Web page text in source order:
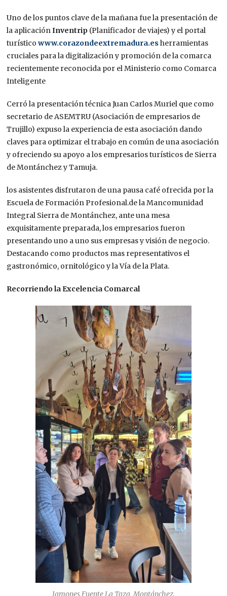
Uno de los puntos clave de la mañana fue la presentación de
la aplicaciónInventrip (Planificador de viajes) y el portal
turísticowww.corazondeextremadura.es herramientas
cruciales para la digitalización y promoción de la comarca
recientemente reconocida por el Ministerio como Comarca
Inteligente
Cerró la presentación técnica Juan Carlos Muriel que como
secretario de ASEMTRU (Asociación de empresarios de
Trujillo) expuso la experiencia de esta asociación dando
claves para optimizar el trabajo en común de una asociación
y ofreciendo su apoyo a los empresarios turísticos de Sierra
de Montánchez y Tamuja.
los asistentes disfrutaron de una pausa café ofrecida por la
Escuela de Formación Profesional.de la Mancomunidad
Integral Sierra de Montánchez, ante una mesa
exquisitamente preparada, los empresarios fueron
presentando uno a uno sus empresas y visión de negocio.
Destacando como productos mas representativos el
gastronómico, ornitológico y la Vía de la Plata.
Recorriendo la Excelencia Comarcal
Jamones Fuente La Taza, Montánchez.